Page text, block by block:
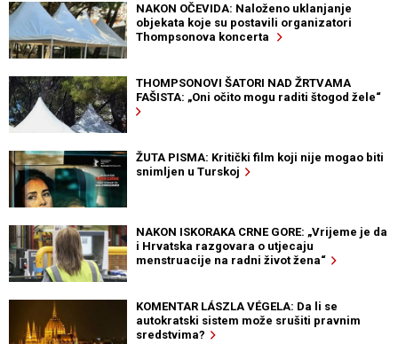
NAKON OČEVIDA: Naloženo uklanjanje
objekata koje su postavili organizatori
Thompsonova koncerta
THOMPSONOVI ŠATORI NAD ŽRTVAMA
FAŠISTA: „Oni očito mogu raditi štogod žele“
ŽUTA PISMA: Kritički film koji nije mogao biti
snimljen u Turskoj
NAKON ISKORAKA CRNE GORE: „Vrijeme je da
i Hrvatska razgovara o utjecaju
menstruacije na radni život žena“
KOMENTAR LÁSZLA VÉGELA: Da li se
autokratski sistem može srušiti pravnim
sredstvima?